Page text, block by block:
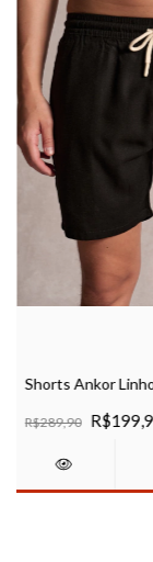
Shorts Ankor
R$289,90